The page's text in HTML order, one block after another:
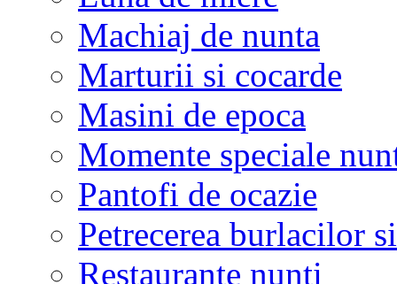
Machiaj de nunta
Marturii si cocarde
Masini de epoca
Momente speciale
Pantofi de ocazie
Petrecerea burlacilor
Restaurante nunti